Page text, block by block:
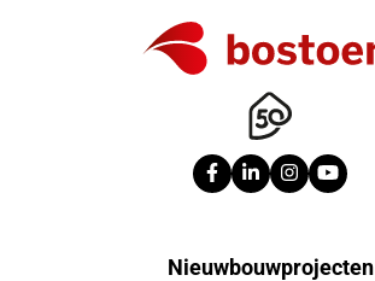
Nieuwbouwprojecten